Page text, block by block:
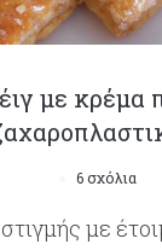
με κρέμα
6 σχόλια
με